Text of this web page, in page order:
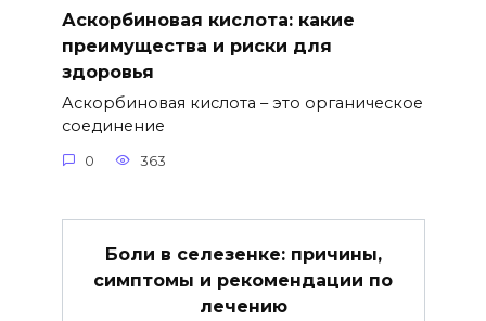
Аскорбиновая кислота: какие
преимущества и риски для
здоровья
Аскорбиновая кислота – это органическое
соединение
0 363
Боли в селезенке: причины,
симптомы и рекомендации по
лечению